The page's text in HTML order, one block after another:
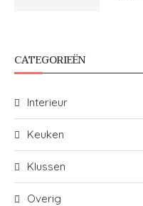
CATEGORIEËN
Interieur
Keuken
Klussen
Overig